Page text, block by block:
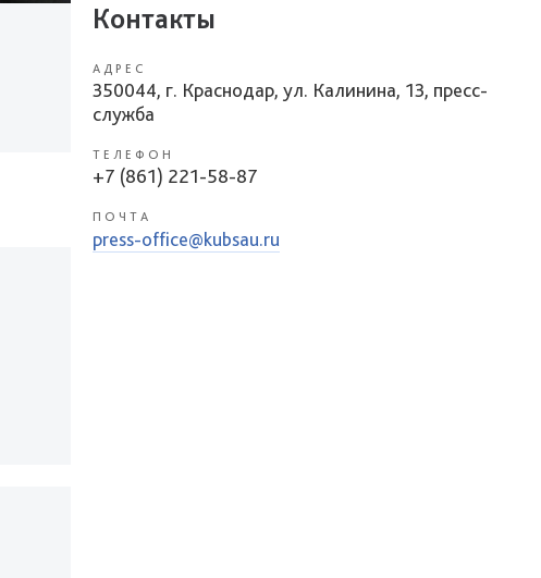
Контакты
АДРЕС
350044, г. Краснодар, ул. Калинина, 13, пресс-
служба
ТЕЛЕФОН
+7 (861) 221-58-87
ПОЧТА
press-office@kubsau.ru